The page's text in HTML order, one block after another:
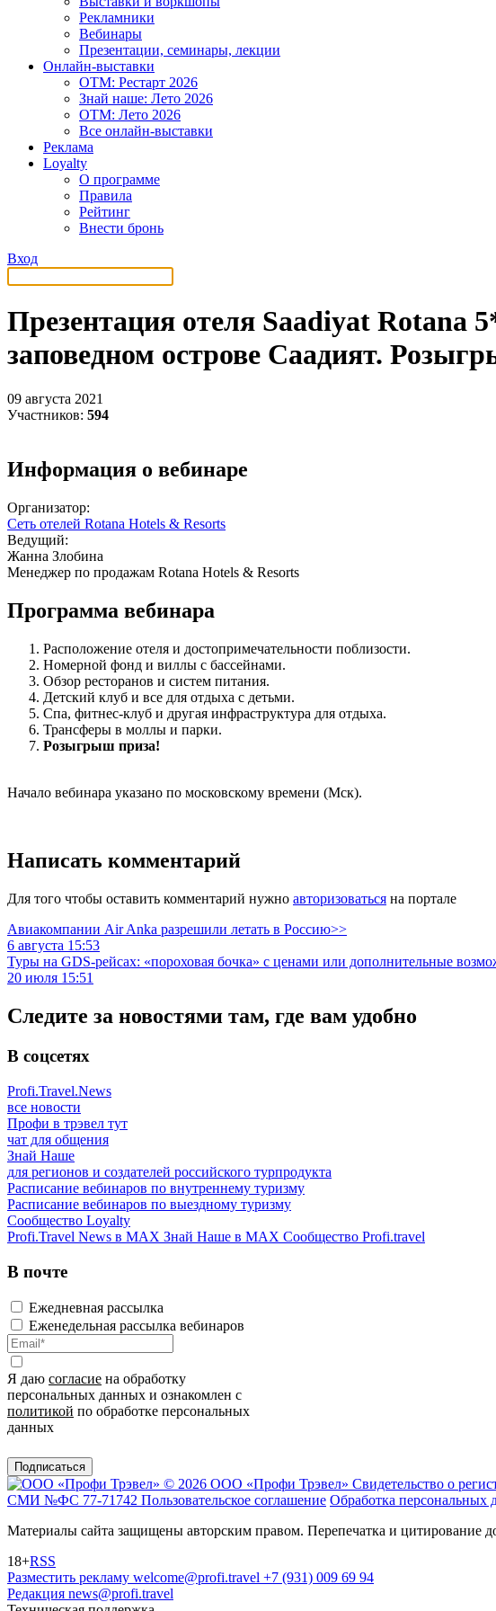
Рекламники
Вебинары
Презентации, семинары, лекции
Онлайн-выставки
OTM: Рестарт 2026
Знай наше: Лето 2026
OTM: Лето 2026
Все онлайн-выставки
Реклама
Loyalty
О программе
Правила
Рейтинг
Внести бронь
Вход
Презентация отеля Saadiyat
заповедном острове Саадият.
09 августа 2021
Участников: 594
Информация о вебинаре
Организатор:
Сеть отелей Rotana Hotels & Resorts
Ведущий:
Жанна Злобина
Менеджер по продажам Rotana Hotels & Resorts
Программа вебинара
Расположение отеля и достопримечательности поблизости.
Номерной фонд и виллы с бассейнами.
Обзор ресторанов и систем питания.
Детский клуб и все для отдыха с детьми.
Спа, фитнес-клуб и другая инфраструктура для отдыха.
Трансферы в моллы и парки.
Розыгрыш приза!
Начало вебинара указано по московскому времени (Мск).
Написать комментарий
Для того чтобы оставить комментарий нужно авторизоваться на портале
Авиакомпании Air Anka разрешили летать в Россию>>
6 августа 15:53
Туры на GDS-рейсах: «пороховая бочка» с ценами или дополнительные
20 июля 15:51
Следите за новостями там, где вам удобно
В соцсетях
Profi.Travel.News
все новости
Профи в трэвел тут
чат для общения
Знай Наше
для регионов и создателей российского турпродукта
Расписание вебинаров по внутреннему туризму
Расписание вебинаров по выездному туризму
Сообщество Loyalty
Profi.Travel News в MAX Знай Наше в MAX Сообщество Profi.travel
В почте
Ежедневная рассылка
Еженедельная рассылка вебинаров
Я даю согласие на обработку
персональных данных и ознакомлен с
политикой по обработке персональных
данных
Подписаться
© 2026 ООО «Профи Трэвeл» Свидетельство о
СМИ №ФС 77-71742 Пользовательское соглашение Обработка персональных
Материалы сайта защищены авторским правом. Перепечатка и цитирование
18+RSS
Разместить рекламу welcome@profi.travel +7 (931) 009 69 94
Редакция news@profi.travel